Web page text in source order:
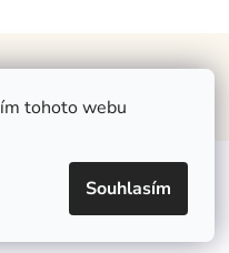
tohoto webu
Souhlasím